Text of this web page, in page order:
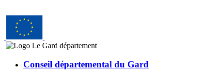
Conseil départemental du Gard